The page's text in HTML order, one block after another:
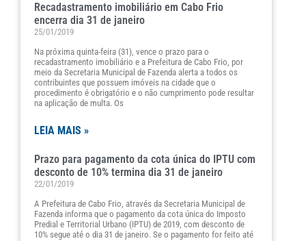
Recadastramento imobiliário em Cabo Frio
encerra dia 31 de janeiro
25/01/2019
Na próxima quinta-feira (31), vence o prazo para o
recadastramento imobiliário e a Prefeitura de Cabo Frio, por
meio da Secretaria Municipal de Fazenda alerta a todos os
contribuintes que possuem imóveis na cidade que o
procedimento é obrigatório e o não cumprimento pode resultar
na aplicação de multa. Os
LEIA MAIS »
Prazo para pagamento da cota única do IPTU com
desconto de 10% termina dia 31 de janeiro
22/01/2019
A Prefeitura de Cabo Frio, através da Secretaria Municipal de
Fazenda informa que o pagamento da cota única do Imposto
Predial e Territorial Urbano (IPTU) de 2019, com desconto de
10% segue até o dia 31 de janeiro. Se o pagamento for feito até